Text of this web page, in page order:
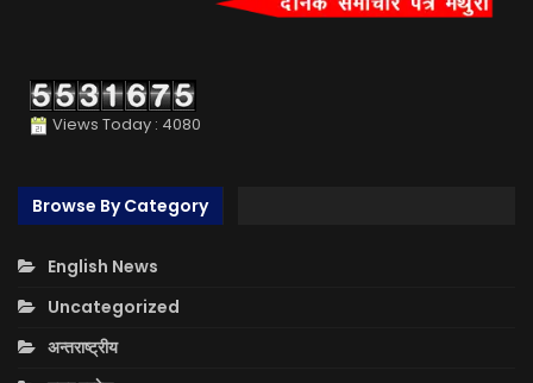
Views Today : 4080
Browse By Category
English News
Uncategorized
अन्तराष्ट्रीय